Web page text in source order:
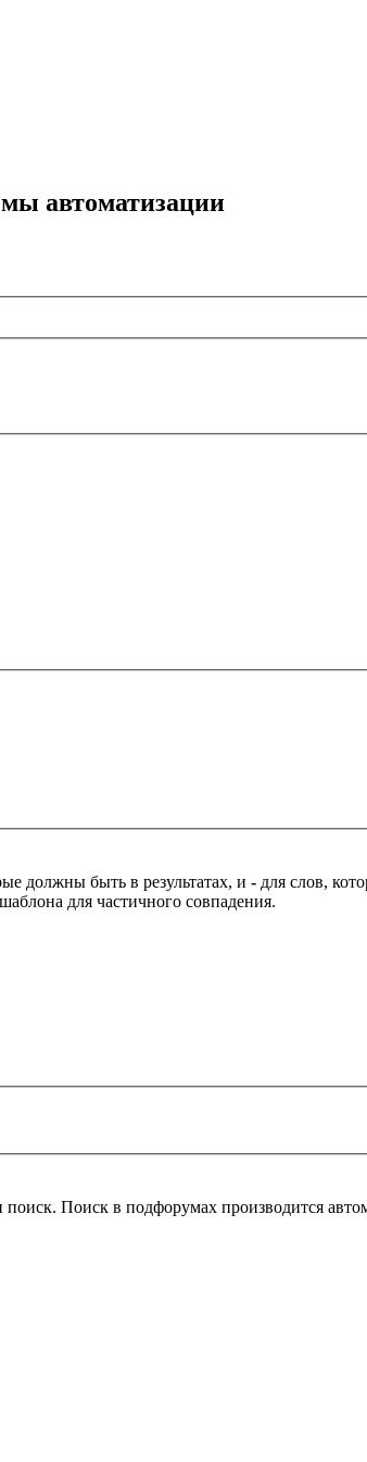
автоматизации
должны быть в результатах, и - для слов,
для частичного совпадения.
Поиск в подфорумах производится